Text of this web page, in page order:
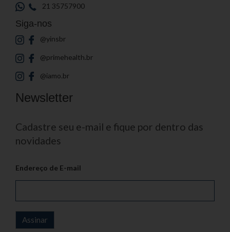
21 35757900
Siga-nos
@yinsbr
@primehealth.br
@iamo.br
Newsletter
Cadastre seu e-mail e fique por dentro das
novidades
Endereço de E-mail